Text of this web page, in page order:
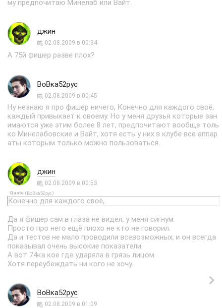
му предпочитаю Минелаб или Вайт.
джин
02.08.2009 в 00:34
А 75й фишер разве плох?
ВоВка52рус
02.08.2009 в 00:45
Ну незнаю я про фишер ничего, Конечно для каждого своё,
каждый привыкает к своему. Но у меня друзья которые зан
имаются уже этим более 8 лет, предпочитают вообще толь
ко Минелабовские и Вайт, хотя есть у них в клубе все аппар
аты которым только можно пользоваться.
джин
02.08.2009 в 00:53
Quote (ВоВка52рус)
Конечно для каждого своё,
Да я фишер сам в глаза не видел, у меня сигнум.
Просто про него ещё плохо не кто не говорил.
Да и тестов не мало проводили всевозможных, и он всегда
показывал очень высокие показатели.
А вот 74ка кое где ударяла в грязь лицом.
Хотя переубеждать ни кого не хочу.
ВоВка52рус
02.08.2009 в 01:09